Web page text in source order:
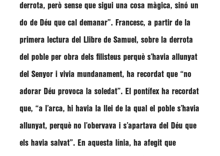
derrota, però sense que sigui una cosa màgica, sinó un
do de Déu que cal demanar”. Francesc, a partir de la
primera lectura del Llibre de Samuel, sobre la derrota
del poble per obra dels filisteus perquè s’havia allunyat
del Senyor i vivia mundanament, ha recordat que “no
adorar Déu provoca la soledat”. El pontífex ha recordat
que, “a l’arca, hi havia la llei de la qual el poble s’havia
allunyat, perquè no l’obervava i s’apartava del Déu que
els havia salvat”. En aquesta línia, ha afegit que